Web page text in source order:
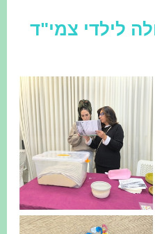
לילדי צמי"ד